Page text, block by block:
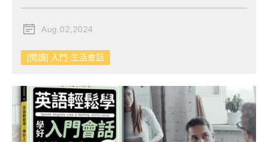
[閱讀] 入門·生活會話
Aug.02,2024